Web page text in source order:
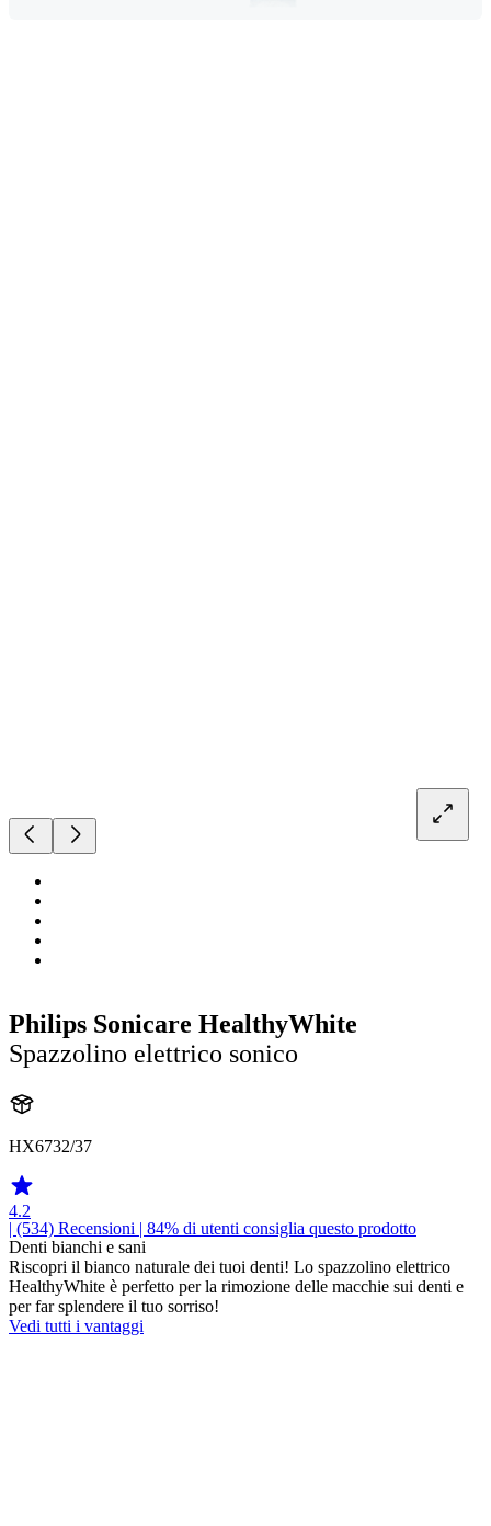
Philips Sonicare HealthyWhite
Spazzolino elettrico sonico
HX6732/37
4.2
| (534) Recensioni | 84% di utenti consiglia questo prodotto
Denti bianchi e sani
Riscopri il bianco naturale dei tuoi denti! Lo spazzolino elettrico
HealthyWhite è perfetto per la rimozione delle macchie sui denti e
per far splendere il tuo sorriso!
Vedi tutti i vantaggi